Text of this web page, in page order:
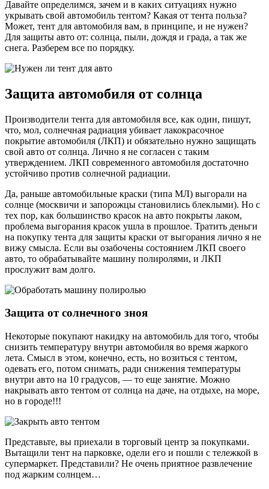
Давайте определимся, зачем и в каких ситуациях нужно
укрывать свой автомобиль тентом? Какая от тента польза?
Может, тент для автомобиля вам, в принципе, и не нужен?
Для защиты авто от: солнца, пыли, дождя и града, а так же
снега. Разберем все по порядку.
Защита автомобиля от солнца
Производители тента для автомобиля все, как один, пишут,
что, мол, солнечная радиация убивает лакокрасочное
покрытие автомобиля (ЛКП) и обязательно нужно защищать
свой авто от солнца. Лично я не согласен с таким
утверждением. ЛКП современного автомобиля достаточно
устойчиво против солнечной радиации.
Да, раньше автомобильные краски (типа МЛ) выгорали на
солнце (москвичи и запорожцы становились блеклыми). Но с
тех пор, как большинство красок на авто покрыты лаком,
проблема выгорания красок ушла в прошлое. Тратить деньги
на покупку тента для защиты краски от выгорания лично я не
вижу смысла. Если вы озабочены состоянием ЛКП своего
авто, то обрабатывайте машину полиролями, и ЛКП
прослужит вам долго.
Защита от солнечного зноя
Некоторые покупают накидку на автомобиль для того, чтобы
снизить температуру внутри автомобиля во время жаркого
лета. Смысл в этом, конечно, есть, но возиться с тентом,
одевать его, потом снимать, ради снижения температуры
внутри авто на 10 градусов, — то еще занятие. Можно
накрывать авто тентом от солнца на даче, на отдыхе, на море,
но в городе!!!
Представьте, вы приехали в торговый центр за покупками.
Вытащили тент на парковке, одели его и пошли с тележкой в
супермаркет. Представили? Не очень приятное развлечение
под жарким солнцем…